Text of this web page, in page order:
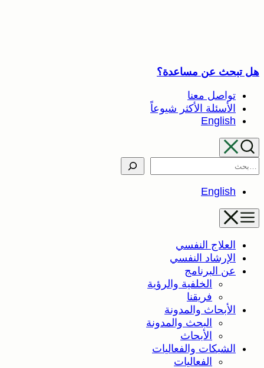
هل تبحث عن مساعدة؟
تواصل معنا
الأسئلة الأكثر شيوعاً
English
Search
English
العلاج النفسي
الإرشاد النفسي
عن البرنامج
الخلفية والرؤية
فريقنا
الأبحاث والمدونة
البحث والمدونة
الأبحاث
الشبكات والفعاليات
الفعاليات